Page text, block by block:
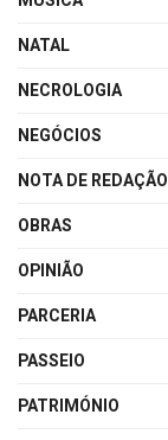
NATAL
NECROLOGIA
NEGÓCIOS
NOTA DE REDAÇÃO
OBRAS
OPINIÃO
PARCERIA
PASSEIO
PATRIMÓNIO